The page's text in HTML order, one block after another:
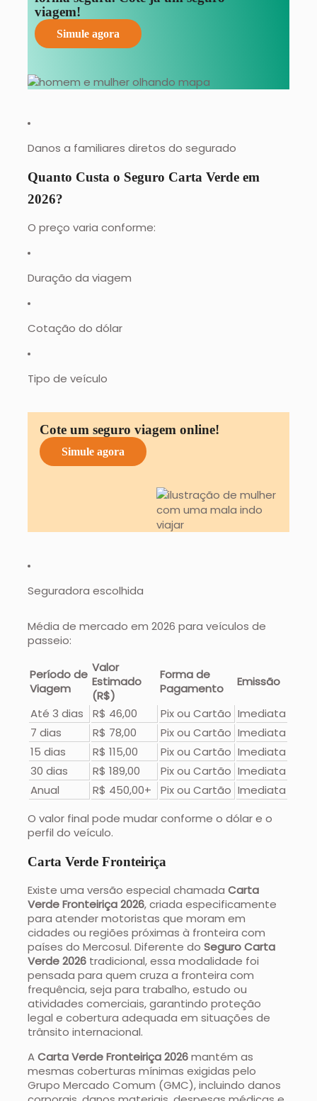
viagem!
Simule agora
Danos a familiares diretos do segurado
Quanto Custa o Seguro Carta Verde em
2026?
O preço varia conforme:
Duração da viagem
Cotação do dólar
Tipo de veículo
Cote um seguro viagem online!
Simule agora
Seguradora escolhida
Média de mercado em 2026 para veículos de
passeio:
Período de
Viagem
Valor
Estimado
(R$)
Forma de
Pagamento
Emissão
Até 3 dias R$ 46,00 Pix ou Cartão Imediata
7 dias
R$ 78,00 Pix ou Cartão Imediata
15 dias
R$ 115,00 Pix ou Cartão Imediata
30 dias
R$ 189,00 Pix ou Cartão Imediata
Anual
R$ 450,00+ Pix ou Cartão Imediata
O valor final pode mudar conforme o dólar e o
perfil do veículo.
Carta Verde Fronteiriça
Existe uma versão especial chamadaCarta
Verde Fronteiriça 2026, criada especificamente
para atender motoristas que moram em
cidades ou regiões próximas à fronteira com
países do Mercosul. Diferente doSeguro Carta
Verde 2026 tradicional, essa modalidade foi
pensada para quem cruza a fronteira com
frequência, seja para trabalho, estudo ou
atividades comerciais, garantindo proteção
legal e cobertura adequada em situações de
trânsito internacional.
ACarta Verde Fronteiriça 2026mantém as
mesmas coberturas mínimas exigidas pelo
Grupo Mercado Comum (GMC), incluindo danos